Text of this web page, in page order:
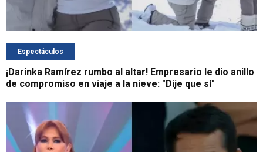
Espectáculos
¡Darinka Ramírez rumbo al altar! Empresario le dio anillo
de compromiso en viaje a la nieve: "Dije que sí"